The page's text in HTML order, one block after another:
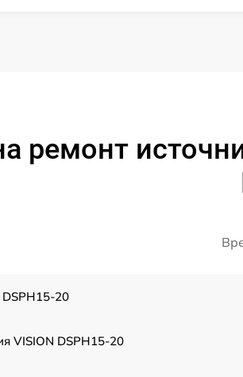
ремонт
20
VISION DSPH15-20